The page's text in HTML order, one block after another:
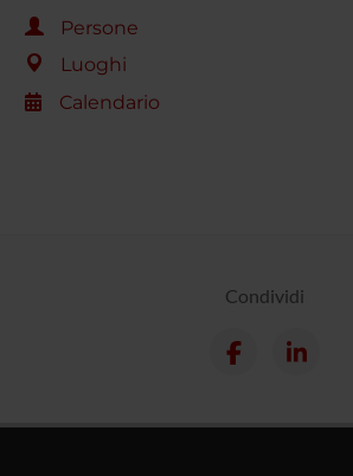
Persone
Luoghi
Calendario
Condividi